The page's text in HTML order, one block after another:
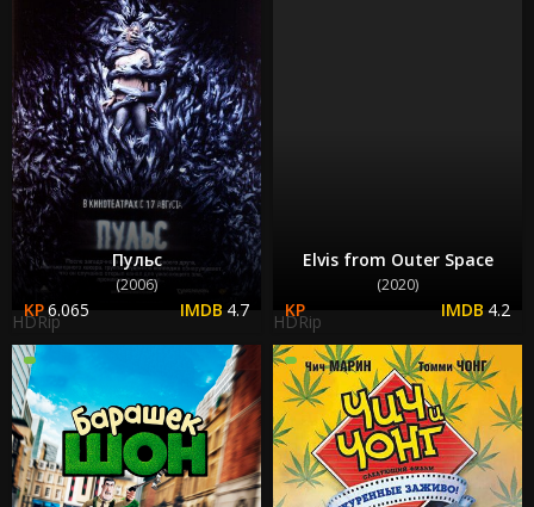
Пульс
(2006)
6.065 4.7
HDRip
Elvis from Outer Space
(2020)
4.2
HDRip